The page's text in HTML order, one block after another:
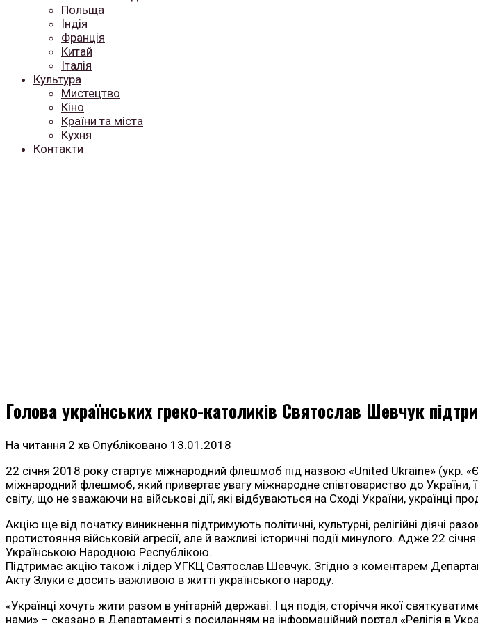
Польща
Індія
Франція
Китай
Італія
Культура
Мистецтво
Кіно
Країни та міста
Кухня
Контакти
Голова українських греко-католиків Святослав Шевчук
На читання 2 хв Опубліковано 13.01.2018
22 січня 2018 року стартує міжнародний флешмоб під назвою «United Ukraine» (укр.
міжнародний флешмоб, який привертає увагу міжнародне співтовариство до
світу, що не зважаючи на військові дії, які відбуваються на Сході України, українці
Акцію ще від початку виникнення підтримують політичні, культурні, релігійні
протистояння військовій агресії, але й важливі історичні події минулого. Адже 22
Українською Народною Республікою.
Підтримає акцію також і лідер УГКЦ Святослав Шевчук. Згідно з коментарем
Акту Злуки є досить важливою в житті українського народу.
«Українці хочуть жити разом в унітарній державі. І ця подія, сторіччя якої
нами» – сказано в Департаменті з посиланням на інформаційний портал «Релігія в